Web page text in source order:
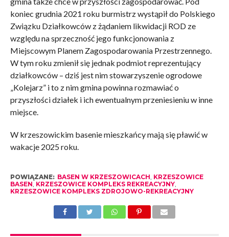
koniec grudnia 2021 roku burmistrz wystąpił do Polskiego
Związku Działkowców z żądaniem likwidacji ROD ze
względu na sprzeczność jego funkcjonowania z
Miejscowym Planem Zagospodarowania Przestrzennego.
W tym roku zmienił się jednak podmiot reprezentujący
działkowców – dziś jest nim stowarzyszenie ogrodowe
„Kolejarz” i to z nim gmina powinna rozmawiać o
przyszłości działek i ich ewentualnym przeniesieniu w inne
miejsce.
W krzeszowickim basenie mieszkańcy mają się pławić w
wakacje 2025 roku.
POWIĄZANE: BASEN W KRZESZOWICACH, KRZESZOWICE
BASEN, KRZESZOWICE KOMPLEKS REKREACYJNY,
KRZESZOWICE KOMPLEKS ZDROJOWO-REKREACYJNY